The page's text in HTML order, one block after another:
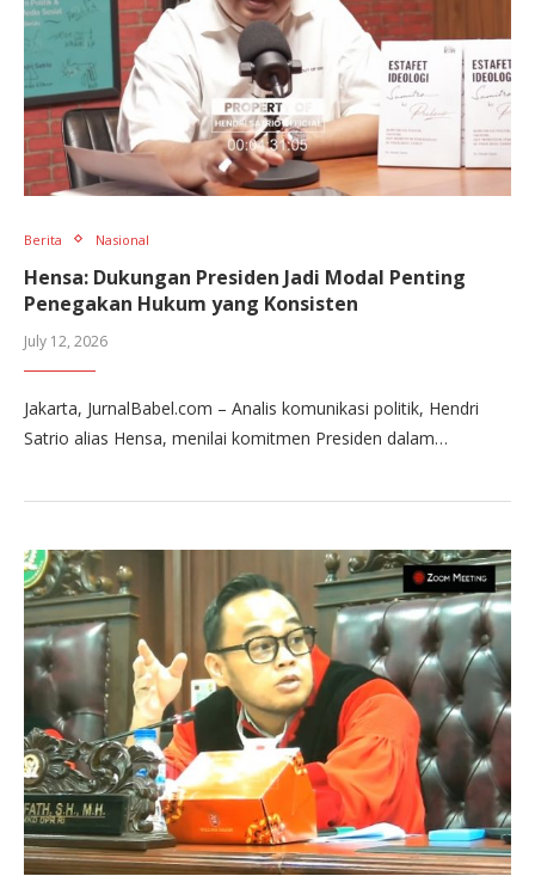
Berita Nasional
Hensa: Dukungan Presiden Jadi Modal Penting
Penegakan Hukum yang Konsisten
July 12, 2026
Jakarta, JurnalBabel.com – Analis komunikasi politik, Hendri
Satrio alias Hensa, menilai komitmen Presiden dalam…